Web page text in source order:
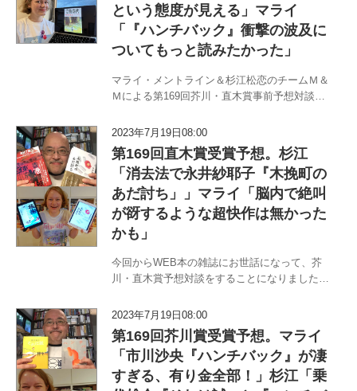
という態度が見える」マライ
「『ハンチバック』衝撃の波及に
ついてもっと読みたかった」
マライ・メントライン＆杉江松恋のチームＭ＆
Ｍによる第169回芥川・直木賞事前予想対談は
秋』9月号に芥川賞選評が掲載されたのを受け
（小川洋子・奥泉光・川上弘美・島田雅彦・平
野啓一郎・堀江敏幸・松浦寿輝…
2023年7月19日08:00
第169回直木賞受賞予想。杉江
「消去法で永井紗耶子『木挽町の
あだ討ち」」マライ「脳内で絶叫
が谺するような超快作は無かった
かも」
今回からWEB本の雑誌にお世話になって、芥
川・直木賞予想対談をすることになりました。
メントラインと〈書評から浪曲まで〉杉江松恋
のチームM&Mが7月19日に選考会が行われる第
169回芥川・直木…
2023年7月19日08:00
第169回芥川賞受賞予想。マライ
「市川沙央『ハンチバック』が凄
すぎる、有り金全部！」杉江「乗